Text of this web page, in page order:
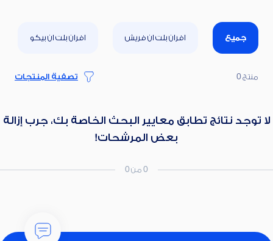
جميع افران بلت ان فريش افران بلت ان بيكو
منتج 0 تصفية المنتجات
لا توجد نتائج تطابق معايير البحث الخاصة بك، جرب إزالة
بعض المرشحات!
0 من 0